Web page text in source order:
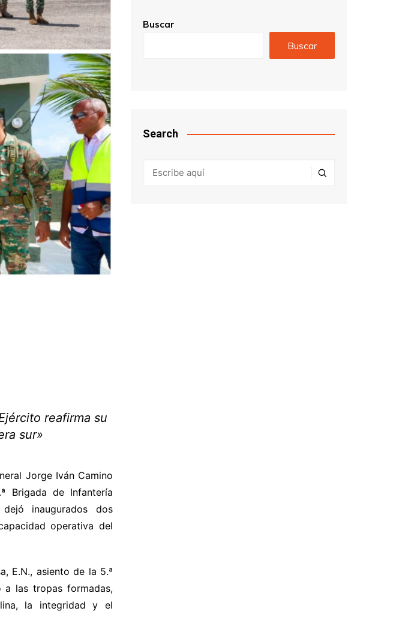
reafirma su
sur»
Jorge Iván Camino
Brigada de Infantería
inaugurados dos
operativa del
E.N., asiento de la 5.ª
a las tropas formadas,
la integridad y el
Buscar
Buscar
Search